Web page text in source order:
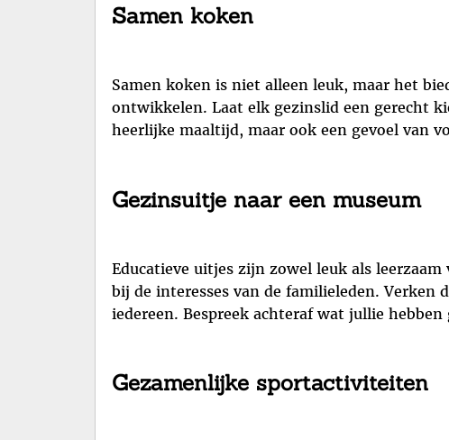
Samen koken
Samen koken is niet alleen leuk, maar het
ontwikkelen. Laat elk gezinslid een gerecht
heerlijke maaltijd, maar ook een gevoel van
Gezinsuitje naar een museum
Educatieve uitjes zijn zowel leuk als
bij de interesses van de familieleden. Verken
iedereen. Bespreek achteraf wat jullie
Gezamenlijke sportactiviteiten